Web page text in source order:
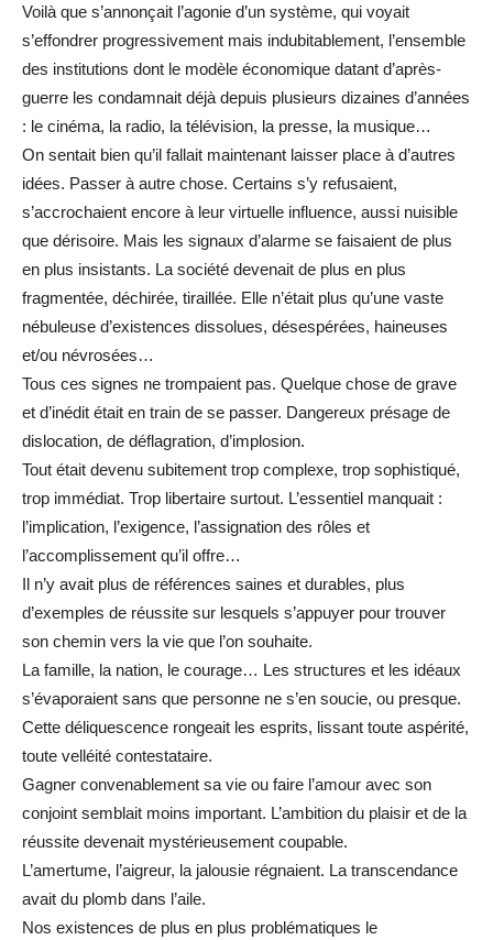
Voilà que s’annonçait l’agonie d’un système, qui voyait
s’effondrer progressivement mais indubitablement, l’ensemble
des institutions dont le modèle économique datant d’après-
guerre les condamnait déjà depuis plusieurs dizaines d’années
: le cinéma, la radio, la télévision, la presse, la musique…
On sentait bien qu’il fallait maintenant laisser place à d’autres
idées. Passer à autre chose. Certains s’y refusaient,
s’accrochaient encore à leur virtuelle influence, aussi nuisible
que dérisoire. Mais les signaux d’alarme se faisaient de plus
en plus insistants. La société devenait de plus en plus
fragmentée, déchirée, tiraillée. Elle n’était plus qu’une vaste
nébuleuse d’existences dissolues, désespérées, haineuses
et/ou névrosées…
Tous ces signes ne trompaient pas. Quelque chose de grave
et d’inédit était en train de se passer. Dangereux présage de
dislocation, de déflagration, d’implosion.
Tout était devenu subitement trop complexe, trop sophistiqué,
trop immédiat. Trop libertaire surtout. L’essentiel manquait :
l’implication, l’exigence, l’assignation des rôles et
l’accomplissement qu’il offre…
Il n’y avait plus de références saines et durables, plus
d’exemples de réussite sur lesquels s’appuyer pour trouver
son chemin vers la vie que l’on souhaite.
La famille, la nation, le courage… Les structures et les idéaux
s’évaporaient sans que personne ne s’en soucie, ou presque.
Cette déliquescence rongeait les esprits, lissant toute aspérité,
toute velléité contestataire.
Gagner convenablement sa vie ou faire l’amour avec son
conjoint semblait moins important. L’ambition du plaisir et de la
réussite devenait mystérieusement coupable.
L’amertume, l’aigreur, la jalousie régnaient. La transcendance
avait du plomb dans l’aile.
Nos existences de plus en plus problématiques le